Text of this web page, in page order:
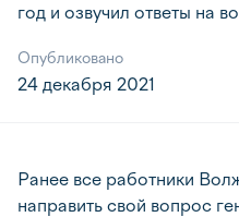
год и озвучил ответы на
Опубликовано
24 декабря 2021
Ранее все работники
направить свой вопрос